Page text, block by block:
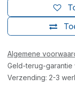
Algemene
Geld-terug-garantie
Verzending: 2-3